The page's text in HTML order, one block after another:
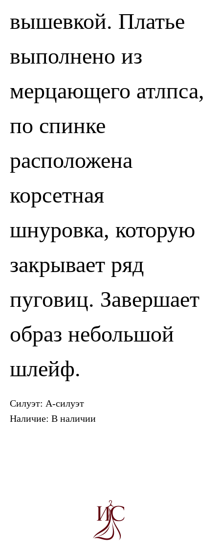
вышевкой. Платье
выполнено из
мерцающего атлпса,
по спинке
расположена
корсетная
шнуровка, которую
закрывает ряд
пуговиц. Завершает
образ небольшой
шлейф.
Силуэт: А-силуэт
Наличие: В наличии